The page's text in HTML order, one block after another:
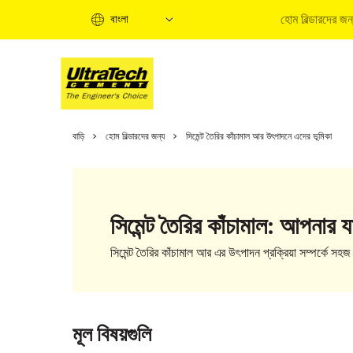
বাংলা হোম বিল্ডারদের
বাড়ি হোম বিল্ডারদের জন্য সিমেন্ট তৈরির কাঁচামাল আর উৎপাদনে এদের ভূমিকা
সিমেন্ট তৈরির কাঁচামাল: আপনার
সিমেন্ট তৈরির কাঁচামাল আর এর উৎপাদন প্রক্রিয়া সম্পর্কে
মূল বিষয়গুলি